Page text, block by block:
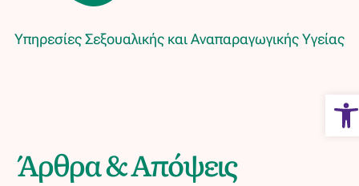
Υπηρεσίες Σεξουαλικής και Αναπαραγωγικής Υγείας
Άρθρα & Απόψεις